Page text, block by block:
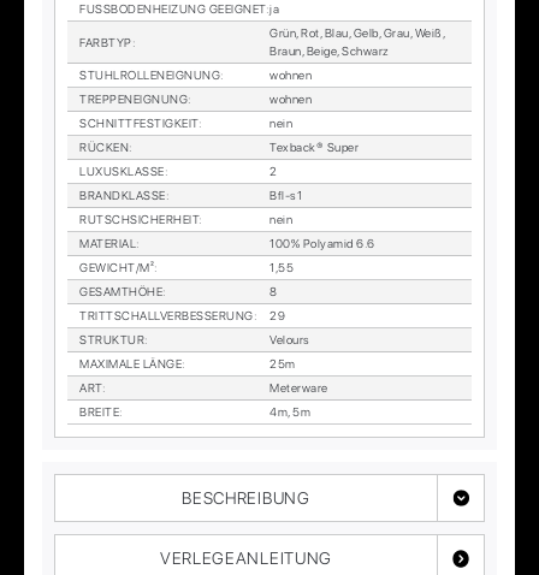
FUSS­BO­DEN­HEI­ZUNG GE­EIG­NET:ja
FARB­TYP:
Grün, Rot, Blau, Gelb, Grau, Weiß,
Braun, Beige, Schwarz
STUHL­ROL­LEN­EIG­NUNG:
woh­nen
TREP­PEN­EIG­NUNG:
woh­nen
SCHNITT­FES­TIG­KEIT:
nein
RÜ­CKEN:
Tex­back® Su­per
LU­XUS­KLAS­SE:
2
BRAND­KLAS­SE:
Bfl-s1
RUTSCH­SI­CHER­HEIT:
nein
MA­TE­RI­AL:
100% Po­ly­amid 6.6
GE­WICHT/M²:
1,55
GE­SAMT­HÖ­HE:
8
TRITT­SCHALL­VER­BES­SE­RUNG:
29
STRUK­TUR:
Ve­lours
MA­XI­MA­LE LÄN­GE:
25m
ART:
Me­ter­wa­re
BREI­TE: 4m, 5m
BESCHREIBUNG
VERLEGEANLEITUNG